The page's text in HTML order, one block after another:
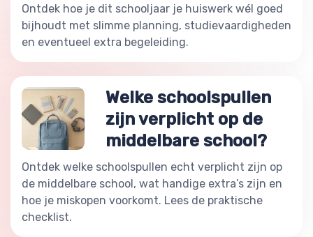
Ontdek hoe je dit schooljaar je huiswerk wél goed
bijhoudt met slimme planning, studievaardigheden
en eventueel extra begeleiding.
Welke schoolspullen
zijn verplicht op de
middelbare school?
Ontdek welke schoolspullen echt verplicht zijn op
de middelbare school, wat handige extra’s zijn en
hoe je miskopen voorkomt. Lees de praktische
checklist.